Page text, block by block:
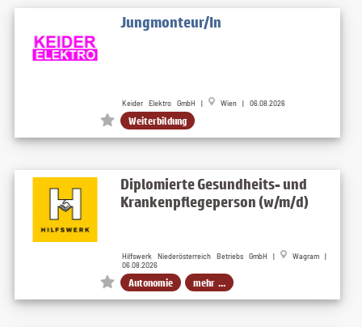
Jungmonteur/In
Keider Elektro GmbH | Wien | 06.08.2026
Weiterbildung
Diplomierte Gesundheits- und
Krankenpflegeperson (w/m/d)
Hilfswerk Niederösterreich Betriebs GmbH |
Wagram |
06.08.2026
Autonomie mehr ...